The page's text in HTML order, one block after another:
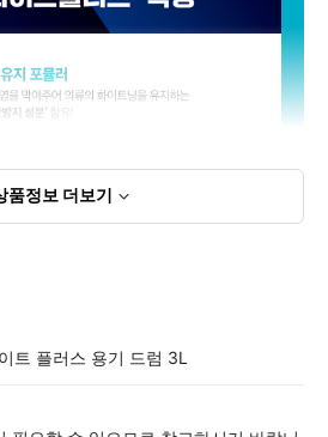
품정보 더보기
트 플러스 용기 드럼 3L